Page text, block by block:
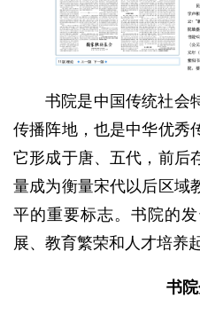
书院是中国传统社会
传播阵地，也是中华优秀
它形成于唐、五代，前后
量成为衡量宋代以后区域
平的重要标志。书院的
展、教育繁荣和人才培养
书